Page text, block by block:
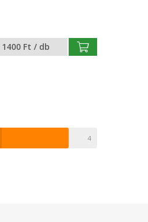
1400 Ft / db
4